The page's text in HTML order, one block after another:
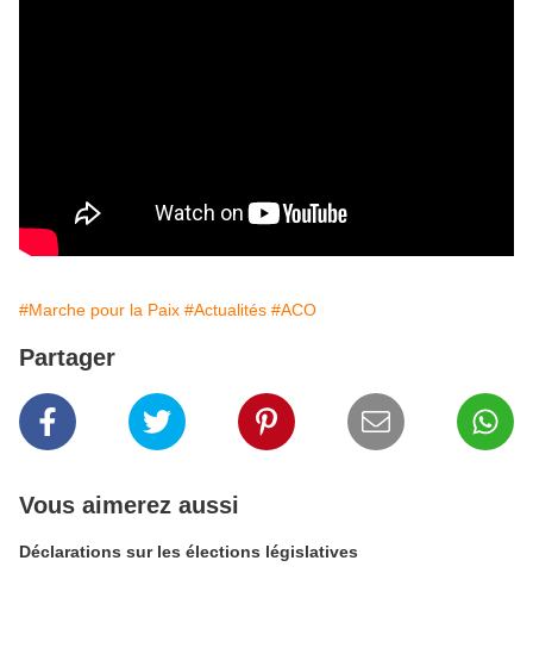
#Marche pour la Paix #Actualités #ACO
Partager
Vous aimerez aussi
Déclarations sur les élections législatives